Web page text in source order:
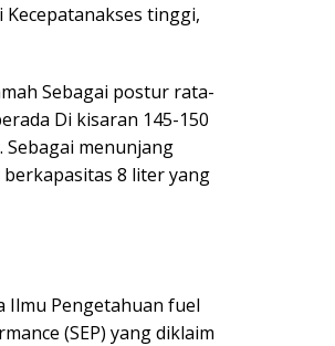
tinggi,
Sebagai postur rata-
Di kisaran 145-150
Sebagai menunjang
8 liter yang
Ilmu Pengetahuan fuel
(SEP) yang diklaim